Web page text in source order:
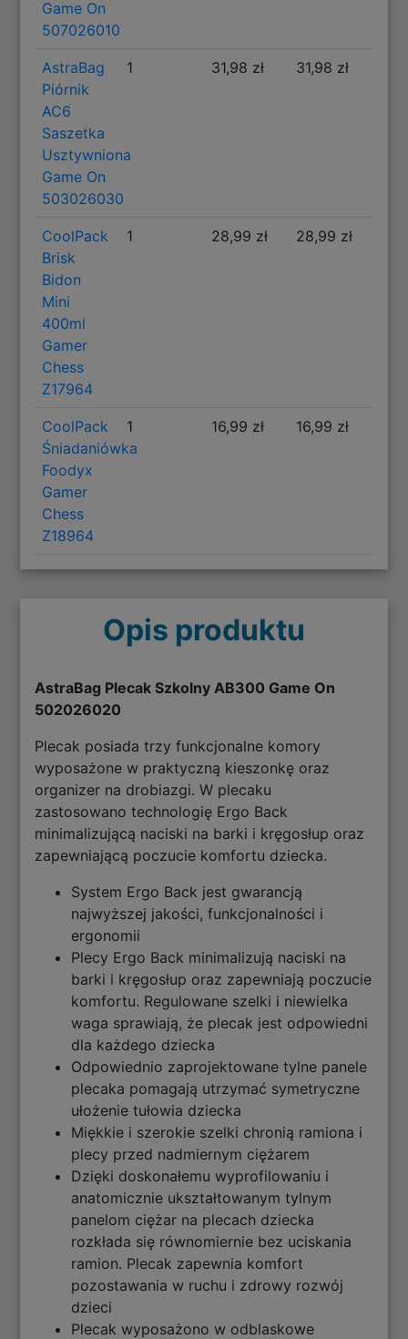
Game On
507026010
AstraBag
Piórnik
AC6
Saszetka
Usztywniona
Game On
503026030
1 31,98 zł 31,98 zł
CoolPack
Brisk
Bidon
Mini
400ml
Gamer
Chess
Z17964
1 28,99 zł 28,99 zł
CoolPack
Śniadaniówka
Foodyx
Gamer
Chess
Z18964
1 16,99 zł 16,99 zł
Opis produktu
AstraBag Plecak Szkolny AB300 Game On
502026020
Plecak posiada trzy funkcjonalne komory
wyposażone w praktyczną kieszonkę oraz
organizer na drobiazgi. W plecaku
zastosowano technologię Ergo Back
minimalizującą naciski na barki i kręgosłup oraz
zapewniającą poczucie komfortu dziecka.
System Ergo Back jest gwarancją
najwyższej jakości, funkcjonalności i
ergonomii
Plecy Ergo Back minimalizują naciski na
barki i kręgosłup oraz zapewniają poczucie
komfortu. Regulowane szelki i niewielka
waga sprawiają, że plecak jest odpowiedni
dla każdego dziecka
Odpowiednio zaprojektowane tylne panele
plecaka pomagają utrzymać symetryczne
ułożenie tułowia dziecka
Miękkie i szerokie szelki chronią ramiona i
plecy przed nadmiernym ciężarem
Dzięki doskonałemu wyprofilowaniu i
anatomicznie ukształtowanym tylnym
panelom ciężar na plecach dziecka
rozkłada się równomiernie bez uciskania
ramion. Plecak zapewnia komfort
pozostawania w ruchu i zdrowy rozwój
dzieci
Plecak wyposażono w odblaskowe